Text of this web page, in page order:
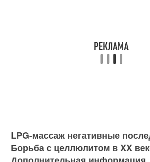
LPG-массаж негативные
Борьба с целлюлитом в XX